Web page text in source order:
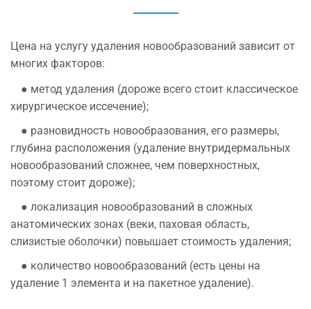
Цена на услугу удаления новообразований зависит от
многих факторов:
● метод удаления (дороже всего стоит классическое
хирургическое иссечение);
● разновидность новообразования, его размеры,
глубина расположения (удаление внутридермальных
новообразований сложнее, чем поверхностных,
поэтому стоит дороже);
● локализация новообразований в сложных
анатомических зонах (веки, паховая область,
слизистые оболочки) повышает стоимость удаления;
● количество новообразований (есть цены на
удаление 1 элемента и на пакетное удаление).